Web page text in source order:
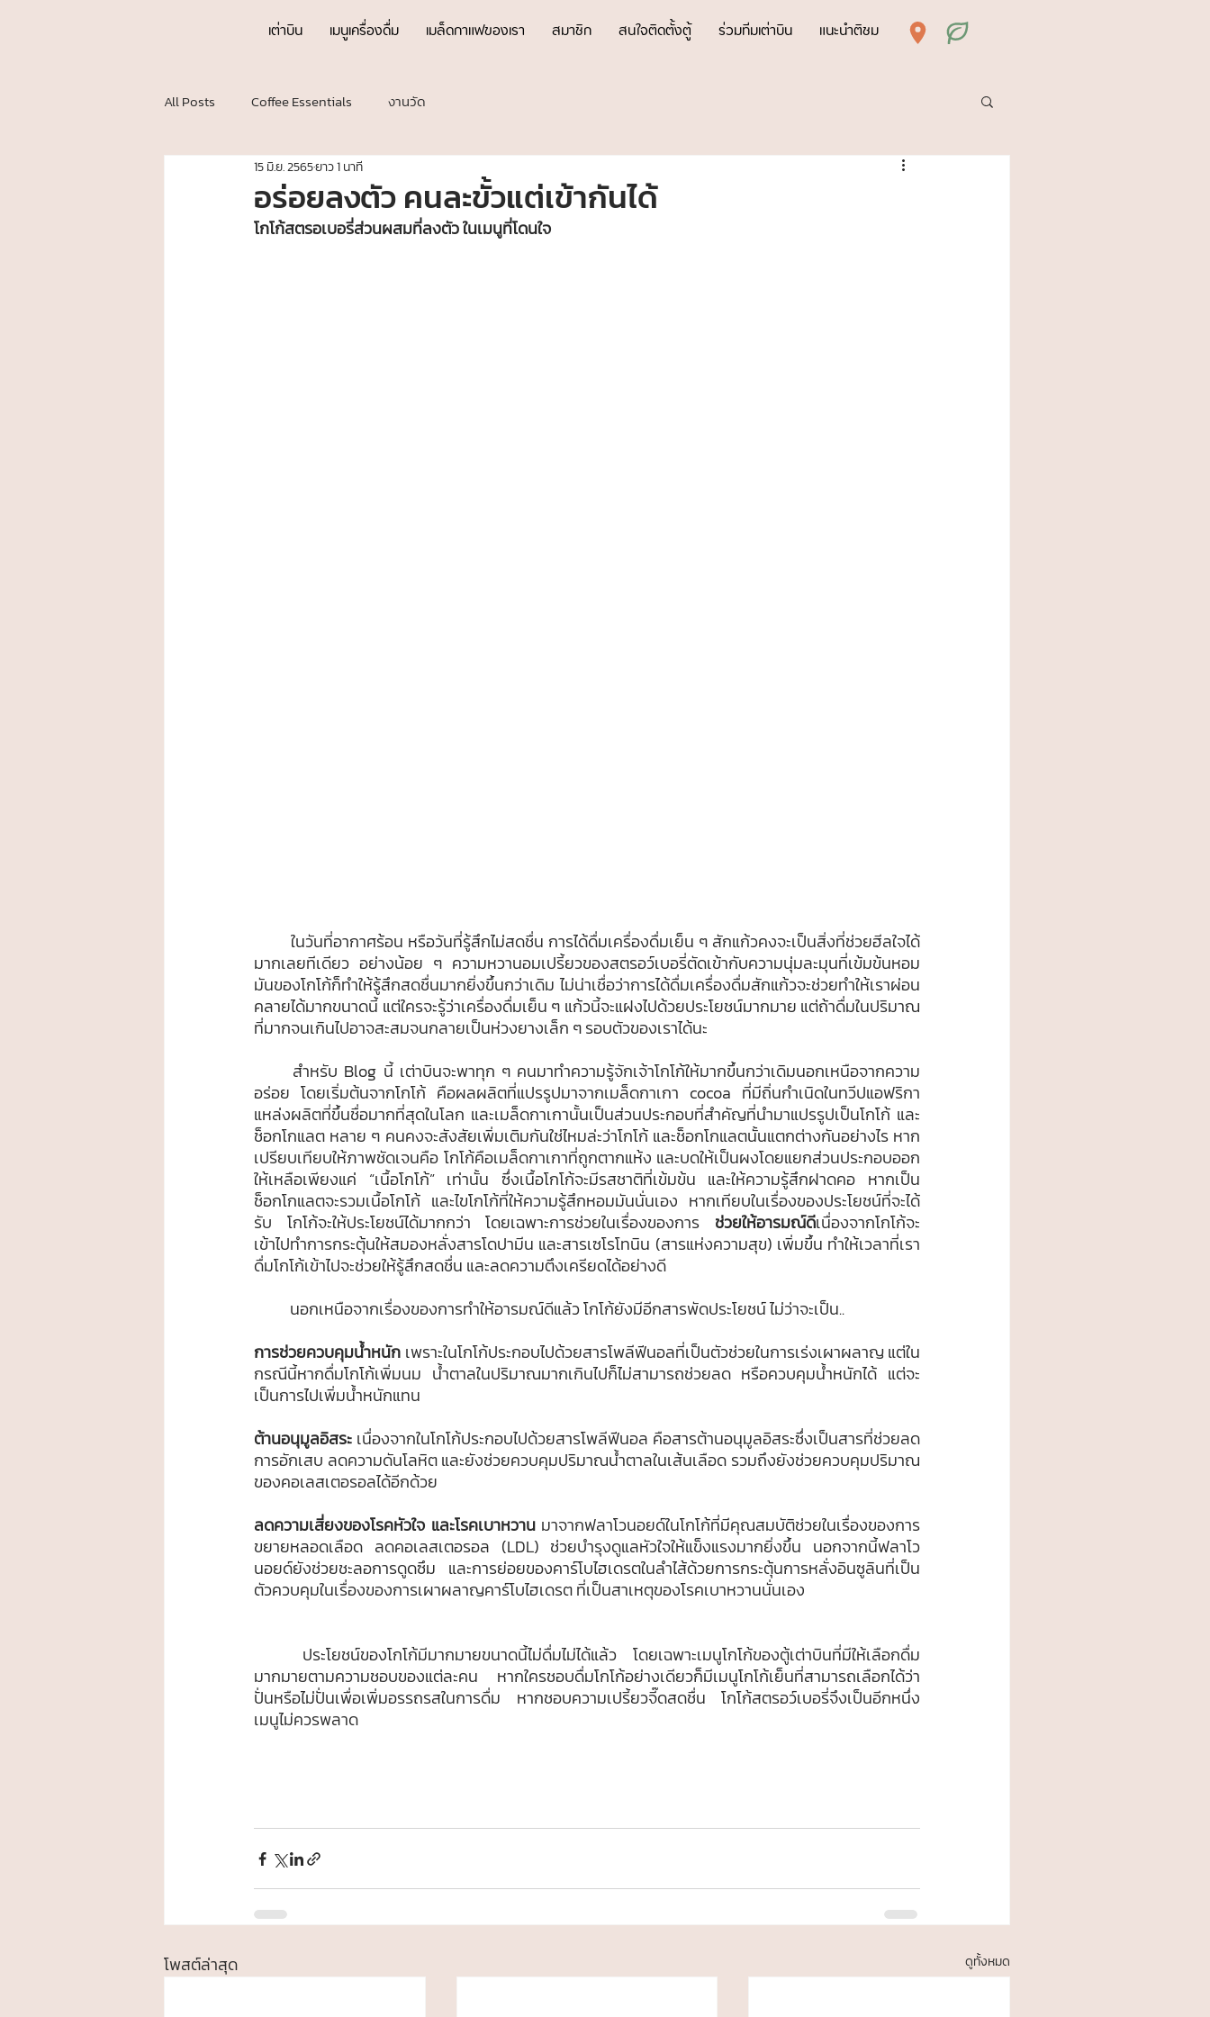
เต่าบิน เมนูเครื่องดื่ม เมล็ดกาแฟของเรา สมาชิก สนใจติดตั้งตู้ ร่วมทีมเต่าบิน แนะนำติชม
All Posts Coffee Essentials งานวัด
อร่อยลงตัว คนละขั้วแต่เข้ากันได้
15 มิ.ย. 2565ยาว 1 นาที
โกโก้สตรอเบอรี่ส่วนผสมที่ลงตัว ในเมนูที่โดนใจ
มากเลยทีเดียว อย่างน้อย ๆ ความหวานอมเปรี้ยวของสตรอว์เบอรี่ตัดเข้ากับความนุ่มละมุนที่เข้มข้นหอม
มันของโกโก้ก็ทำให้รู้สึกสดชื่นมากยิ่งขึ้นกว่าเดิม ไม่น่าเชื่อว่าการได้ดื่มเครื่องดื่มสักแก้วจะช่วยทำให้เราผ่อน
คลายได้มากขนาดนี้ แต่ใครจะรู้ว่าเครื่องดื่มเย็น ๆ แก้วนี้จะแฝงไปด้วยประโยชน์มากมาย แต่ถ้าดื่มในปริมาณ
ที่มากจนเกินไปอาจสะสมจนกลายเป็นห่วงยางเล็ก ๆ รอบตัวของเราได้นะ
อร่อย โดยเริ่มต้นจากโกโก้ คือผลผลิตที่แปรรูปมาจากเมล็ดกาเกา cocoa ที่มีถิ่นกำเนิดในทวีปแอฟริกา
แหล่งผลิตที่ขึ้นชื่อมากที่สุดในโลก และเมล็ดกาเกานั้นเป็นส่วนประกอบที่สำคัญที่นำมาแปรรูปเป็นโกโก้ และ
ช็อกโกแลต หลาย ๆ คนคงจะสังสัยเพิ่มเติมกันใช่ไหมล่ะว่าโกโก้ และช็อกโกแลตนั้นแตกต่างกันอย่างไร หาก
เปรียบเทียบให้ภาพชัดเจนคือ โกโก้คือเมล็ดกาเกาที่ถูกตากแห้ง และบดให้เป็นผงโดยแยกส่วนประกอบออก
ให้เหลือเพียงแค่ “เนื้อโกโก้” เท่านั้น ซึ่งเนื้อโกโก้จะมีรสชาติที่เข้มข้น และให้ความรู้สึกฝาดคอ หากเป็น
ช็อกโกแลตจะรวมเนื้อโกโก้ และไขโกโก้ที่ให้ความรู้สึกหอมมันนั่นเอง หากเทียบในเรื่องของประโยชน์ที่จะได้
รับ โกโก้จะให้ประโยชน์ได้มากกว่า โดยเฉพาะการช่วยในเรื่องของการ ช่วยให้อารมณ์ดีเนื่องจากโกโก้จะ
เข้าไปทำการกระตุ้นให้สมองหลั่งสารโดปามีน และสารเซโรโทนิน (สารแห่งความสุข) เพิ่มขึ้น ทำให้เวลาที่เรา
ดื่มโกโก้เข้าไปจะช่วยให้รู้สึกสดชื่น และลดความตึงเครียดได้อย่างดี
	นอกเหนือจากเรื่องของการทำให้อารมณ์ดีแล้ว โกโก้ยังมีอีกสารพัดประโยชน์ ไม่ว่าจะเป็น..
การช่วยควบคุมน้ำหนัก เพราะในโกโก้ประกอบไปด้วยสารโพลีฟีนอลที่เป็นตัวช่วยในการเร่งเผาผลาญ แต่ใน
กรณีนี้หากดื่มโกโก้เพิ่มนม น้ำตาลในปริมาณมากเกินไปก็ไม่สามารถช่วยลด หรือควบคุมน้ำหนักได้ แต่จะ
เป็นการไปเพิ่มน้ำหนักแทน
ต้านอนุมูลอิสระ เนื่องจากในโกโก้ประกอบไปด้วยสารโพลีฟีนอล คือสารต้านอนุมูลอิสระซึ่งเป็นสารที่ช่วยลด
การอักเสบ ลดความดันโลหิต และยังช่วยควบคุมปริมาณน้ำตาลในเส้นเลือด รวมถึงยังช่วยควบคุมปริมาณ
ของคอเลสเตอรอลได้อีกด้วย
ลดความเสี่ยงของโรคหัวใจ และโรคเบาหวาน มาจากฟลาโวนอยด์ในโกโก้ที่มีคุณสมบัติช่วยในเรื่องของการ
ขยายหลอดเลือด ลดคอเลสเตอรอล (LDL) ช่วยบำรุงดูแลหัวใจให้แข็งแรงมากยิ่งขึ้น นอกจากนี้ฟลาโว
นอยด์ยังช่วยชะลอการดูดซึม และการย่อยของคาร์โบไฮเดรตในลำไส้ด้วยการกระตุ้นการหลั่งอินซูลินที่เป็น
ตัวควบคุมในเรื่องของการเผาผลาญคาร์โบไฮเดรต ที่เป็นสาเหตุของโรคเบาหวานนั่นเอง
มากมายตามความชอบของแต่ละคน หากใครชอบดื่มโกโก้อย่างเดียวก็มีเมนูโกโก้เย็นที่สามารถเลือกได้ว่า
ปั่นหรือไม่ปั่นเพื่อเพิ่มอรรถรสในการดื่ม หากชอบความเปรี้ยวจี๊ดสดชื่น โกโก้สตรอว์เบอรี่จึงเป็นอีกหนึ่ง
เมนูไม่ควรพลาด
โพสต์ล่าสุด ดูทั้งหมด